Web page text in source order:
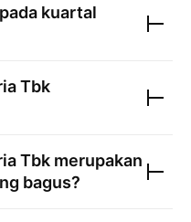
pada kuartal
Tbk
Tbk merupakan
bagus?